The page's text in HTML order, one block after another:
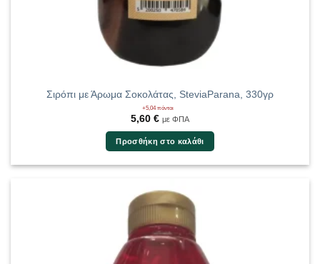
Σιρόπι με Άρωμα Σοκολάτας, SteviaParana, 330γρ
+5,04 πόντοι
5,60 € με ΦΠΑ
Προσθήκη στο καλάθι